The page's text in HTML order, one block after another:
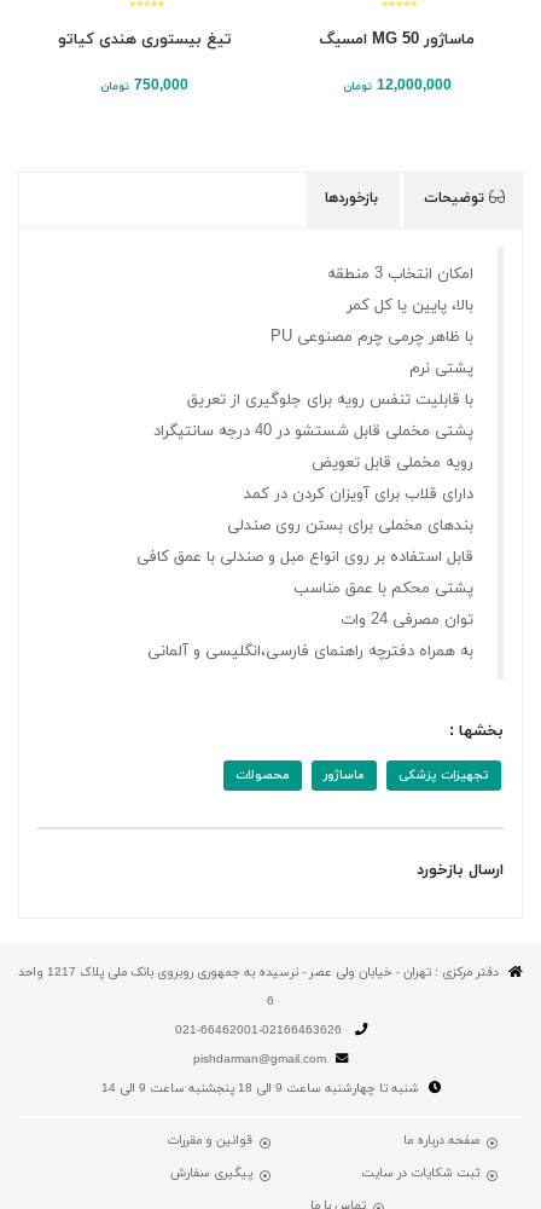
ماساژور MG 50 امسیگ
12,000,000 تومان
تیغ بیستوری هندی کیاتو
750,000 تومان
توضیحات بازخوردها
امکان انتخاب 3 منطقه
بالا، پایین یا کل کمر
با ظاهر چرمی چرم مصنوعی PU
پشتی نرم
با قابلیت تنفس رویه برای جلوگیری از تعریق
پشتی مخملی قابل شستشو در 40 درجه سانتیگراد
رویه مخملی قابل تعویض
دارای قلاب برای آویزان کردن در کمد
بندهای مخملی برای بستن روی صندلی
قابل استفاده بر روی انواع مبل و صندلی با عمق کافی
پشتی محکم با عمق مناسب
توان مصرفی 24 وات
به همراه دفترچه راهنمای فارسی،انگلیسی و آلمانی
بخشها :
تجهیزات پزشکی ماساژور محصولات
ارسال بازخورد
دفتر مرکزی : تهران - خیابان ولی عصر - نرسیده به جمهوری روبروی بانک ملی پلاک 1217 واحد
6
pishdarman@gmail.com
شنبه تا چهارشنبه ساعت 9 الی 18 پنجشنبه ساعت 9 الی 14
صفحه درباره ما
قوانین و مقررات
ثبت شکایات در سایت
پیگیری سفارش